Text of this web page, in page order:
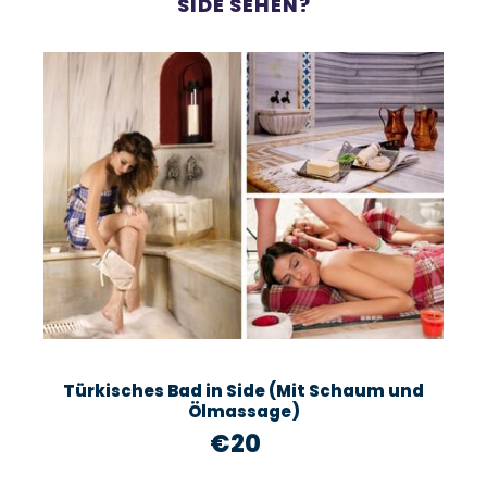
Türkisches Bad in Side (Mit Schaum und
Ölmassage)
€20